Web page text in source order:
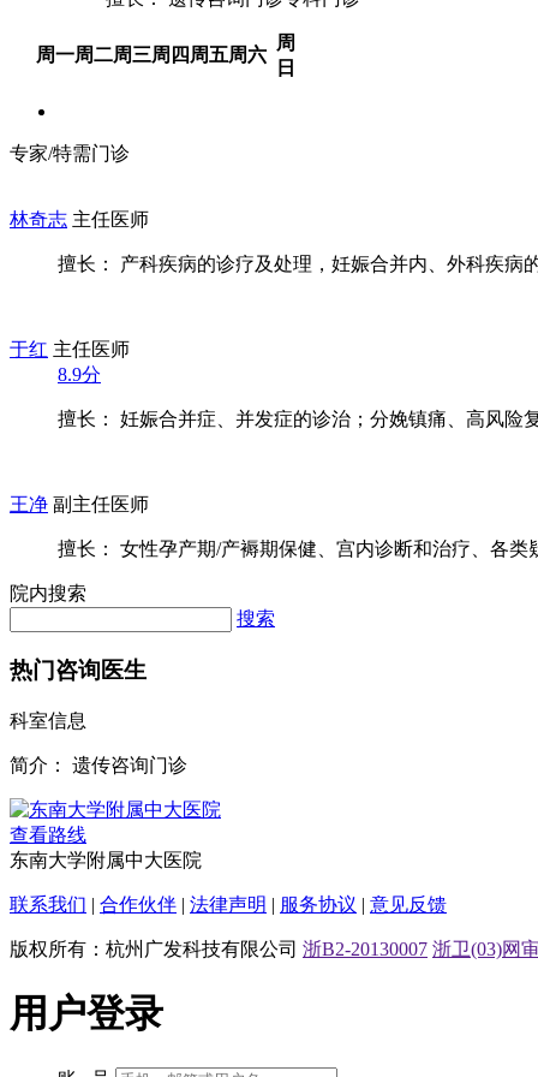
周一周二周三周四 周五周六
周
日
专家/特需门诊
林奇志 主任医师
擅长： 产科疾病的诊疗及处理，妊娠合并内、外科疾病
于红 主任医师
8.9分
擅长： 妊娠合并症、并发症的诊治；分娩镇痛、高风险
王净 副主任医师
擅长： 女性孕产期/产褥期保健、宫内诊断和治疗、各类
院内搜索
搜索
热门咨询医生
科室信息
简介： 遗传咨询门诊
查看路线
东南大学附属中大医院
联系我们 | 合作伙伴 | 法律声明 | 服务协议 | 意见反馈
版权所有：杭州广发科技有限公司 浙B2-20130007 浙卫(03)网
用户登录